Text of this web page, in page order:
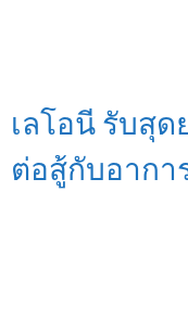
เลโอนี รับสุ
ต่อสู้กับอากา